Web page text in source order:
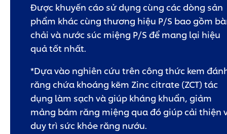
Được khuyến cáo sử dụng cùng các dòng sản
phẩm khác cùng thương hiệu P/S bao gồm
chải và nước súc miệng P/S để mang lại hiệu
quả tốt nhất.
*Dựa vào nghiên cứu trên công thức kem
răng chứa khoáng kẽm Zinc citrate (ZCT) tác
dụng làm sạch và giúp kháng khuẩn, giảm
mảng bám răng miệng qua đó giúp cải thiện
duy trì sức khỏe răng nướu.